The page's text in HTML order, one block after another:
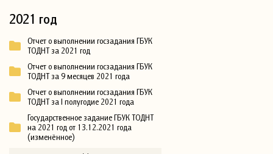
2021 год
Отчет о выполнении госзадания ГБУК
ТОДНТ за 2021 год
Отчет о выполнении госзадания ГБУК
ТОДНТ за 9 месяцев 2021 года
Отчет о выполнении госзадания ГБУК
ТОДНТ за I полугодие 2021 года
Государственное задание ГБУК ТОДНТ
на 2021 год от 13.12.2021 года
(изменённое)